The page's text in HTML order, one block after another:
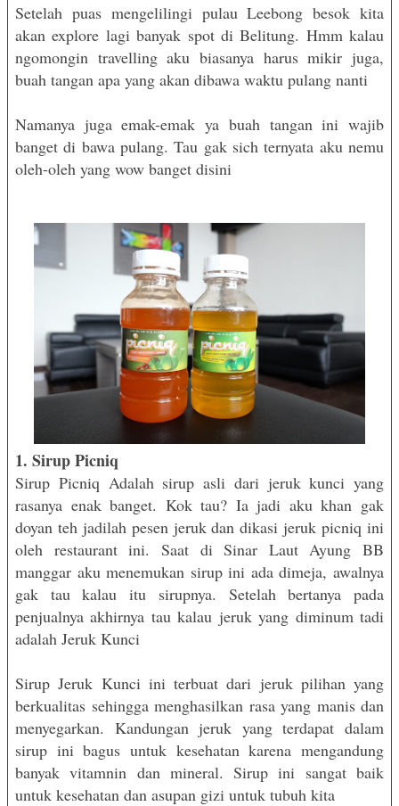
Setelah puas mengelilingi pulau Leebong besok kita
akan explore lagi banyak spot di Belitung. Hmm kalau
ngomongin travelling aku biasanya harus mikir juga,
buah tangan apa yang akan dibawa waktu pulang nanti
Namanya juga emak-emak ya buah tangan ini wajib
banget di bawa pulang. Tau gak sich ternyata aku nemu
oleh-oleh yang wow banget disini
1. Sirup Picniq
Sirup Picniq Adalah sirup asli dari jeruk kunci yang
rasanya enak banget. Kok tau? Ia jadi aku khan gak
doyan teh jadilah pesen jeruk dan dikasi jeruk picniq ini
oleh restaurant ini. Saat di Sinar Laut Ayung BB
manggar aku menemukan sirup ini ada dimeja, awalnya
gak tau kalau itu sirupnya. Setelah bertanya pada
penjualnya akhirnya tau kalau jeruk yang diminum tadi
adalah Jeruk Kunci
Sirup Jeruk Kunci ini terbuat dari jeruk pilihan yang
berkualitas sehingga menghasilkan rasa yang manis dan
menyegarkan. Kandungan jeruk yang terdapat dalam
sirup ini bagus untuk kesehatan karena mengandung
banyak vitamnin dan mineral. Sirup ini sangat baik
untuk kesehatan dan asupan gizi untuk tubuh kita